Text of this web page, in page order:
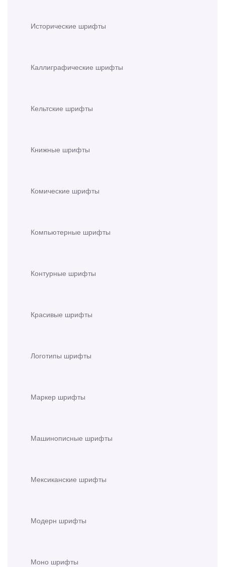
Исторические шрифты
Каллиграфические шрифты
Кельтские шрифты
Книжные шрифты
Комические шрифты
Компьютерные шрифты
Контурные шрифты
Красивые шрифты
Логотипы шрифты
Маркер шрифты
Машинописные шрифты
Мексиканские шрифты
Модерн шрифты
Моно шрифты